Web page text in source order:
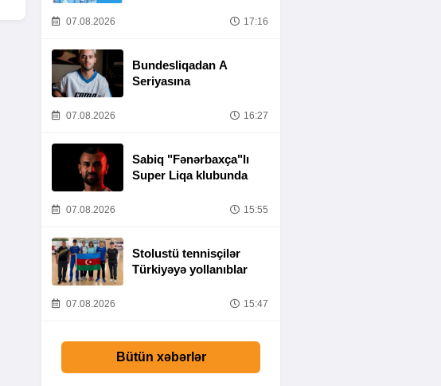
07.08.2026 17:16
Bundesliqadan A
Seriyasına
07.08.2026 16:27
Sabiq "Fənərbaxça"lı
Super Liqa klubunda
07.08.2026 15:55
Stolustü tennisçilər
Türkiyəyə yollanıblar
07.08.2026 15:47
Bütün xəbərlər